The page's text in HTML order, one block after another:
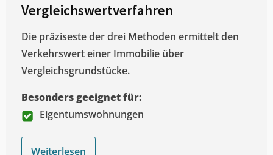
Vergleichswertverfahren
Die präziseste der drei Methoden ermittelt den
Verkehrswert einer Immobilie über
Vergleichsgrundstücke.
Besonders geeignet für:
Eigentumswohnungen
Weiterlesen